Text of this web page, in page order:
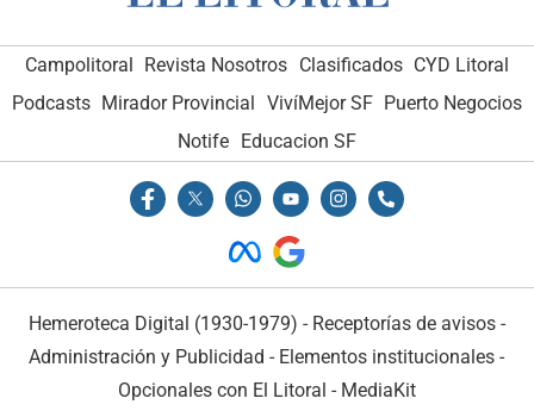
Campolitoral Revista Nosotros Clasificados CYD Litoral
Podcasts Mirador Provincial VivíMejor SF Puerto Negocios
Notife Educacion SF
Hemeroteca Digital (1930-1979) - Receptorías de avisos -
Administración y Publicidad - Elementos institucionales -
Opcionales con El Litoral - MediaKit